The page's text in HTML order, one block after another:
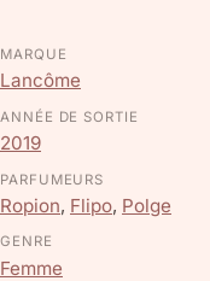
MARQUE
Lancôme
ANNÉE DE SORTIE
2019
PARFUMEURS
Ropion, Flipo, Polge
GENRE
Femme